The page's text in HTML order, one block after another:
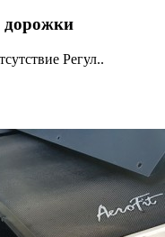
дорожки
Регул..